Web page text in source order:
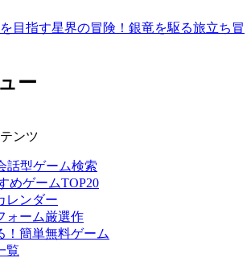
目指す星界の冒険！銀竜を駆る旅立ち冒
ー
ンツ
話型ゲーム検索
めゲームTOP20
レンダー
ォーム厳選作
！簡単無料ゲーム
覧